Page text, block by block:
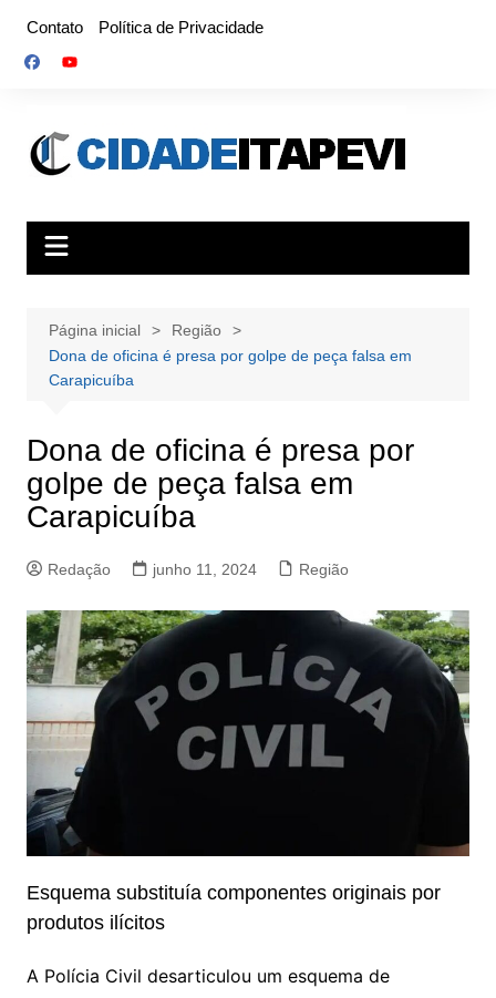
Contato Política de Privacidade
Página inicial
Região
Dona de oficina é presa por golpe de peça falsa em
Carapicuíba
Dona de oficina é presa por
golpe de peça falsa em
Carapicuíba
Redação junho 11, 2024 Região
Esquema substituía componentes originais por
produtos ilícitos
A Polícia Civil desarticulou um esquema de